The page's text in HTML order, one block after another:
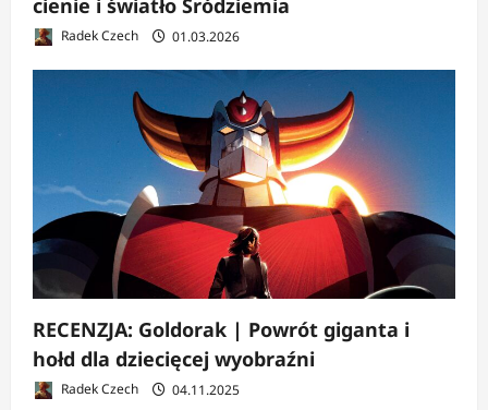
Radek Czech 01.03.2026
RECENZJA: Goldorak | Powrót giganta i
hołd dla dziecięcej wyobraźni
Radek Czech 04.11.2025